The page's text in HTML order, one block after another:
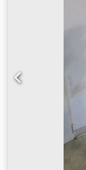
Abstand
Maschinenhöhe
Vorschub -
stufenlose
- Vorschub
Absicherung
mit Anschlag)